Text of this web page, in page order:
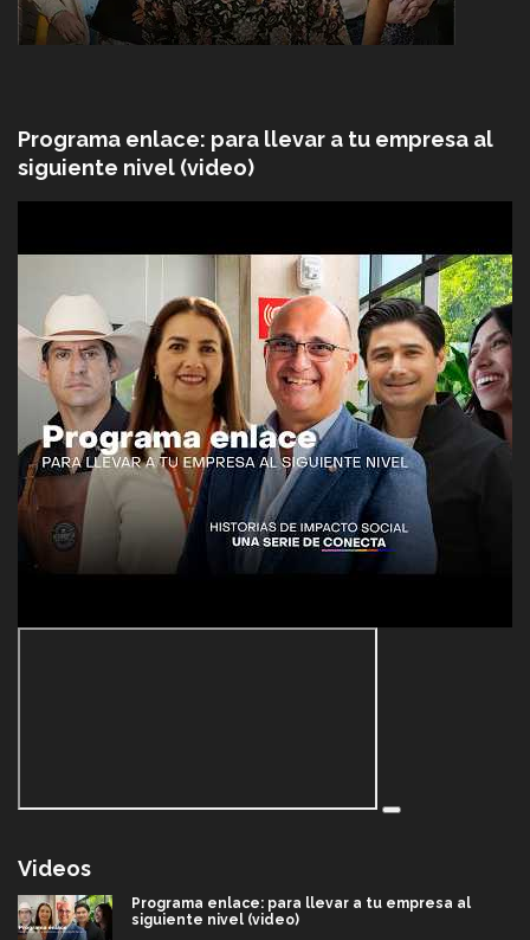
Programa enlace: para llevar a tu empresa al
siguiente nivel (video)
Videos
Programa enlace: para llevar a tu empresa al
siguiente nivel (video)